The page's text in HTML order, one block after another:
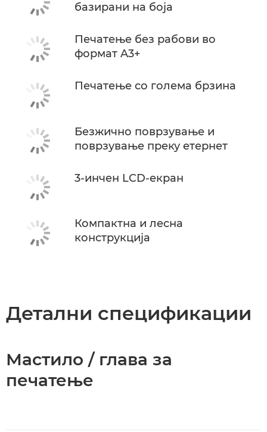
базирани на боја
Печатење без рабови во
формат A3+
Печатење со голема брзина
Безжично поврзување и
поврзување преку етернет
3-инчен LCD-екран
Компактна и лесна
конструкција
Детални спецификации
Мастило / глава за
печатење